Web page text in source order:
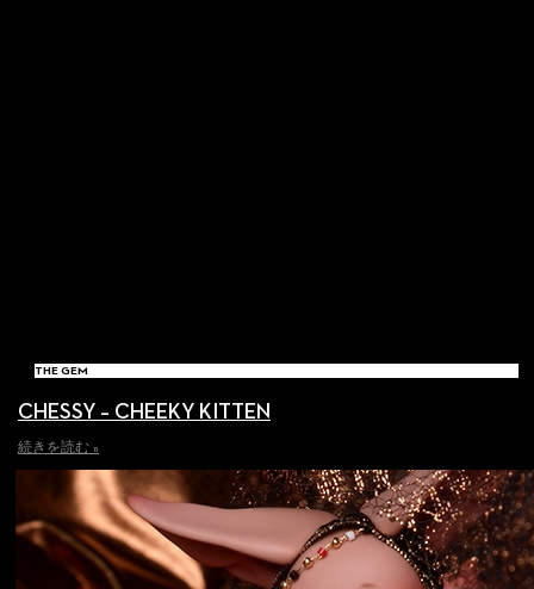
THE GEM
CHESSY – CHEEKY KITTEN
続きを読む »